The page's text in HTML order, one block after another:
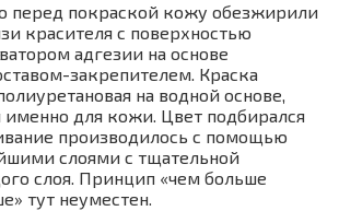
перед покраской кожу обезжирили
красителя с поверхностью
адгезии на основе
закрепителем. Краска
на водной основе,
именно для кожи. Цвет подбирался
производилось с помощью
слоями с тщательной
слоя. Принцип «чем больше
тут неуместен.